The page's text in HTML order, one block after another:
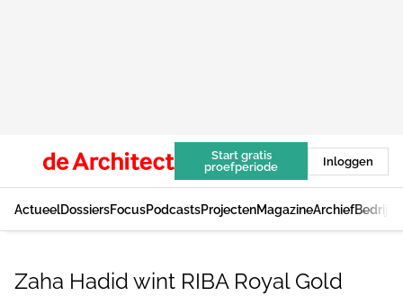
Start gratis
proefperiode
Inloggen
ActueelDossiersFocusPodcastsProjectenMagazineArchief
Zaha Hadid wint RIBA Royal Gold